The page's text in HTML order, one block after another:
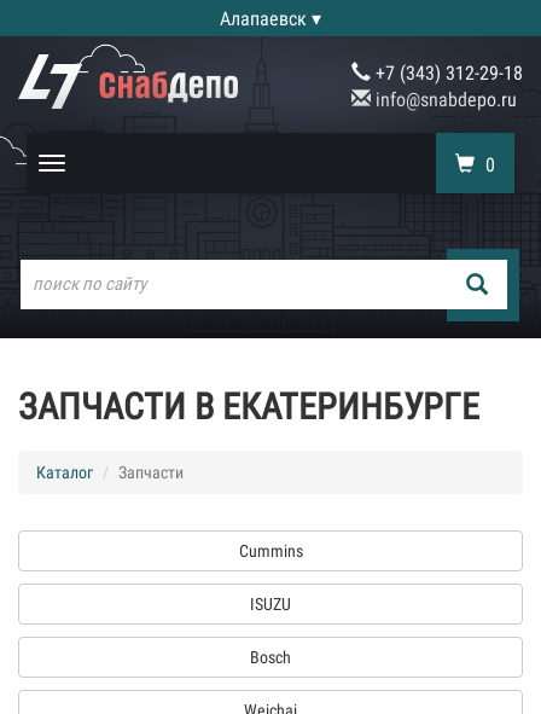
Алапаевск ▾
+7 (343) 312-29-18
info@snabdepo.ru
Toggle
0
ЗАПЧАСТИ В ЕКАТЕРИНБУРГЕ
Каталог Запчасти
Cummins
ISUZU
Bosch